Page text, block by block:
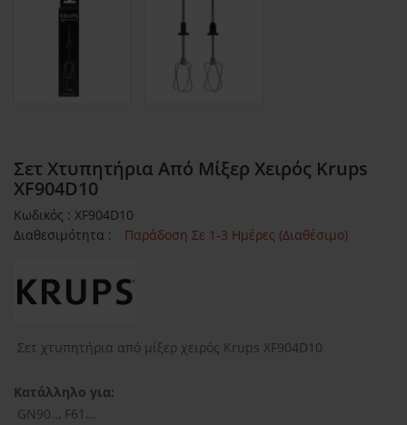
Σετ Χτυπητήρια Από Μίξερ Χειρός Krups
XF904D10
Κωδικός : XF904D10
Διαθεσιμότητα :
Παράδοση Σε 1-3 Ημέρες (Διαθέσιμο)
Σετ χτυπητήρια από μίξερ χειρός Krups XF904D10
Κατάλληλο για:
GN90.., F61...